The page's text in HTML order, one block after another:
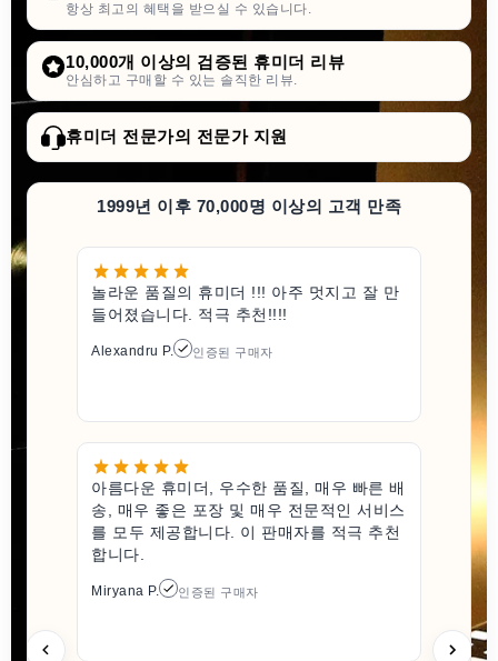
항상 최고의 혜택을 받으실 수 있습니다.
10,000개 이상의 검증된 휴미더 리뷰
안심하고 구매할 수 있는 솔직한 리뷰.
휴미더 전문가의 전문가 지원
1999년 이후 70,000명 이상의 고객 만족
놀라운 품질의 휴미더 !!! 아주 멋지고 잘 만
들어졌습니다. 적극 추천!!!!
Alexandru P. 인증된 구매자
아름다운 휴미더, 우수한 품질, 매우 빠른 배
송, 매우 좋은 포장 및 매우 전문적인 서비스
를 모두 제공합니다. 이 판매자를 적극 추천
합니다.
Miryana P. 인증된 구매자